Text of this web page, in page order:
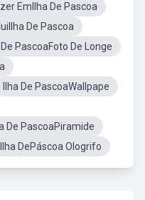
EmIlha De Pascoa
De Pascoa
De PascoaFoto De Longe
Ilha De PascoaWallpape
De PascoaPiramide
Ilha DePáscoa Ologrifo